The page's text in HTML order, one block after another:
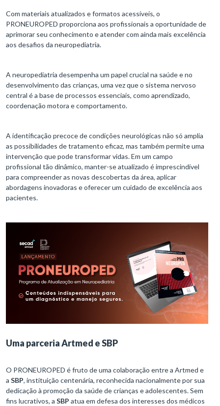
Com materiais atualizados e formatos acessíveis, o
PRONEUROPED proporciona aos profissionais a oportunidade de
aprimorar seu conhecimento e atender com ainda mais excelência
aos desafios da neuropediatria.
A neuropediatria desempenha um papel crucial na saúde e no
desenvolvimento das crianças, uma vez que o sistema nervoso
central é a base de processos essenciais, como aprendizado,
coordenação motora e comportamento.
A identificação precoce de condições neurológicas não só amplia
as possibilidades de tratamento eficaz, mas também permite uma
intervenção que pode transformar vidas. Em um campo
profissional tão dinâmico, manter-se atualizado é imprescindível
para compreender as novas descobertas da área, aplicar
abordagens inovadoras e oferecer um cuidado de excelência aos
pacientes.
Uma parceria Artmed e SBP
O PRONEUROPED é fruto de uma colaboração entre a Artmed e
a SBP, instituição centenária, reconhecida nacionalmente por sua
dedicação à promoção da saúde de crianças e adolescentes. Sem
fins lucrativos, a SBP atua em defesa dos interesses dos médicos